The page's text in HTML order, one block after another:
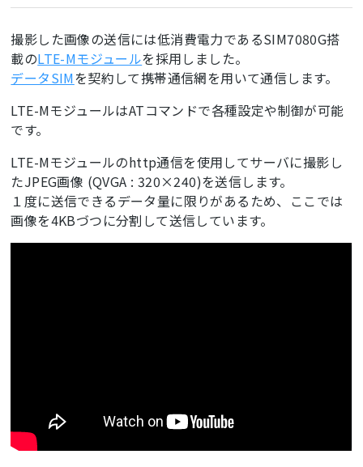
撮影した画像の送信には低消費電力であるSIM7080G搭
載のLTE-Mモジュールを採用しました。
データSIMを契約して携帯通信網を用いて通信します。
LTE-MモジュールはATコマンドで各種設定や制御が可能
です。
LTE-Mモジュールのhttp通信を使用してサーバに撮影し
たJPEG画像 (QVGA : 320×240)を送信します。
１度に送信できるデータ量に限りがあるため、ここでは
画像を4KBづつに分割して送信しています。